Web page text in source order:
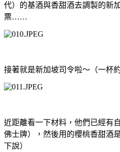
代）的基酒與香甜酒去調製的新
票……
接著就是新加坡司令啦～（一杯
近距離看一下材料，他們已經有
佛士牌），然後用的櫻桃香甜酒
下說）